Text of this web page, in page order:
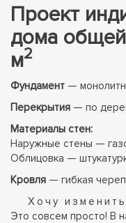
Проект
дома
м2
Фундамент —
Перекрытия — по
Материалы стен:
Наружные стены —
Облицовка —
Кровля — гибкая
Хочу
Это совсем просто! В